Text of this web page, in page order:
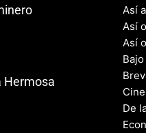
Hermosa
Así
Así
Así
Cine
De